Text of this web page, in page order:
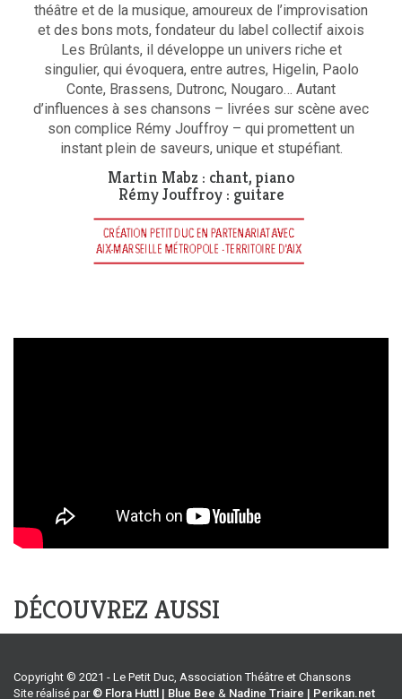
théâtre et de la musique, amoureux de l’improvisation
et des bons mots, fondateur du label collectif aixois
Les Brûlants, il développe un univers riche et
singulier, qui évoquera, entre autres, Higelin, Paolo
Conte, Brassens, Dutronc, Nougaro… Autant
d’influences à ses chansons – livrées sur scène avec
son complice Rémy Jouffroy – qui promettent un
instant plein de saveurs, unique et stupéfiant.
Martin Mabz : chant, piano
Rémy Jouffroy : guitare
DÉCOUVREZ AUSSI
Copyright © 2021 - Le Petit Duc, Association Théâtre et Chansons
Site réalisé par © Flora Huttl | Blue Bee & Nadine Triaire | Perikan.net